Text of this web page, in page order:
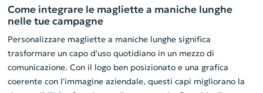
Come integrare le magliette a maniche lunghe
nelle tue campagne
Personalizzare magliette a maniche lunghe significa
trasformare un capo d'uso quotidiano in un mezzo di
comunicazione. Con il logo ben posizionato e una grafica
coerente con l'immagine aziendale, questi capi migliorano la